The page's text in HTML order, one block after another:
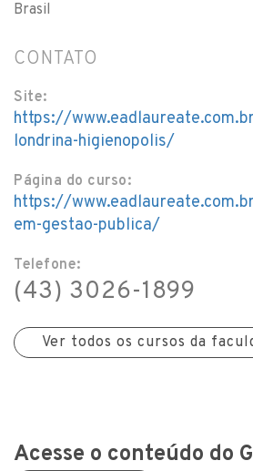
Brasil
CONTATO
Site:
https://
londrina-higienopolis/
Página do curso:
https://
em-gestao-publica/
Telefone:
(43) 3026-1899
Ver todos os cursos da
Acesse o conteúdo do